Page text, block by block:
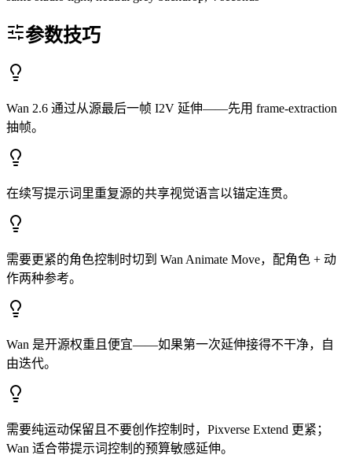
参数技巧
Wan 2.6 通过从源最后一帧 I2V 延伸——先用 frame-extraction
抽帧。
在续写提示词里重复源的共享视觉语言以锚定连贯。
需要更紧的角色控制时切到 Wan Animate Move，配角色 + 动
作两种参考。
Wan 是开源权重且便宜——如果第一次延伸接得不干净，自
由迭代。
需要纯运动保留且不要创作控制时，Pixverse Extend 更紧；
Wan 适合带提示词控制的预算敏感延伸。